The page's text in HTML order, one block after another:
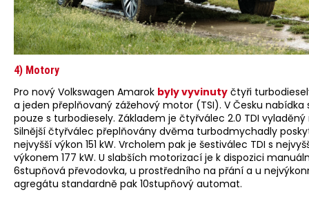
4) Motory
Pro nový Volkswagen Amarok byly vyvinuty čtyři
a jeden přeplňovaný zážehový motor (TSI). V Česku nabídka
pouze s turbodiesely. Základem je čtyřválec 2.0 TDI vyladěný
Silnější čtyřválec přeplňovány dvěma turbodmychadly
nejvyšší výkon 151 kW. Vrcholem pak je šestiválec TDI s
výkonem 177 kW. U slabších motorizací je k dispozici
6stupňová převodovka, u prostředního na přání a u
agregátu standardně pak 10stupňový automat.